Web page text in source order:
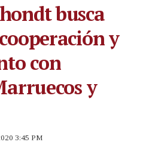
busca
y
con
y
3:45 PM